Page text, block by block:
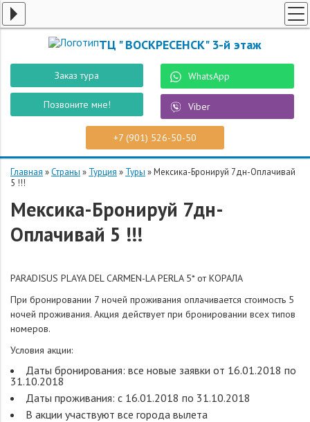
ТЦ " ВОСКРЕСЕНСК" 3-й этаж
Заказ тура
Позвоните мне!
WhatsApp
Viber
+7 (901) 526-50-50
ТУРЫ ПО РОССИИ
ПОИСК ТУРОВ
СПЕЦПРЕДЛОЖЕНИЯ
РОБОТ "ВОСТУР"
СТРАНЫ
О КОМПАНИИ
КОНТАКТЫ
ЗАКАЗ ТУРА
Главная »Страны » Турция » Туры »Мексика-Бронируй 7дн-Оплачивай
5 !!!
Мексика-Бронируй 7дн-
Оплачивай 5 !!!
PARADISUS PLAYA DEL CARMEN-LA PERLA 5* от КОРАЛА
При бронировании 7 ночей проживания оплачивается стоимость 5
ночей проживания. Акция действует при бронировании всех типов
номеров.
Условия акции:
Даты бронирования: все новые заявки от 16.01.2018 по
31.10.2018
Даты проживания: c 16.01.2018 по 31.10.2018
В акции участвуют все города вылета